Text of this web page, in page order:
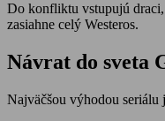
Do konfliktu vstupujú draci,
zasiahne celý Westeros.
Návrat do sveta
Najväčšou výhodou seriálu